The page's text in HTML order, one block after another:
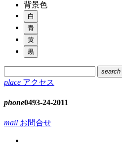
背景色
白
青
黄
黒
search
place アクセス
phone0493-24-2011
mail お問合せ